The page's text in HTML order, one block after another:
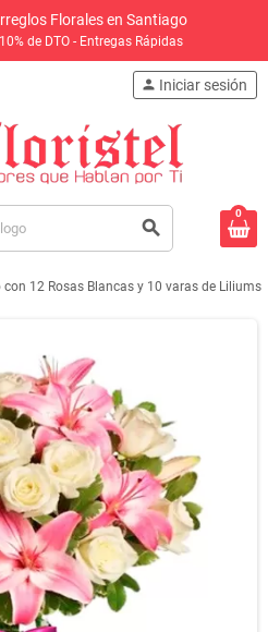
Florales en Santiago
de DTO - Entregas Rápidas
search
person Iniciar sesión
0
con 12 Rosas Blancas y 10 varas de Liliums